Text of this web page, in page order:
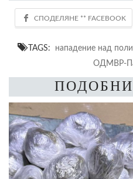
TAGS: нападение над
ОДМВР-